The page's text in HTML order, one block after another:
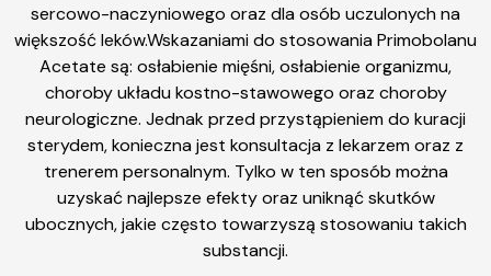
sercowo-naczyniowego oraz dla osób uczulonych na
większość leków.Wskazaniami do stosowania Primobolanu
Acetate są: osłabienie mięśni, osłabienie organizmu,
choroby układu kostno-stawowego oraz choroby
neurologiczne. Jednak przed przystąpieniem do kuracji
sterydem, konieczna jest konsultacja z lekarzem oraz z
trenerem personalnym. Tylko w ten sposób można
uzyskać najlepsze efekty oraz uniknąć skutków
ubocznych, jakie często towarzyszą stosowaniu takich
substancji.